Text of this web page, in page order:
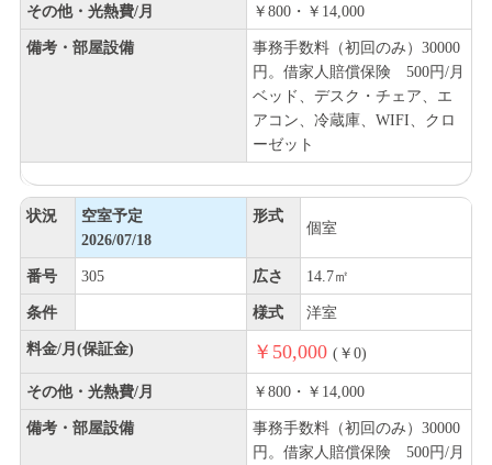
その他・光熱費/月 ￥800・￥14,000
備考・部屋設備
事務手数料（初回のみ）30000
円。借家人賠償保険 500円/月
ベッド、デスク・チェア、エ
アコン、冷蔵庫、WIFI、クロ
ーゼット
状況
空室予定
2026/07/18
形式
個室
番号 305 広さ 14.7㎡
条件 様式 洋室
料金/月(保証金) ￥50,000 (￥0)
その他・光熱費/月 ￥800・￥14,000
備考・部屋設備
事務手数料（初回のみ）30000
円。借家人賠償保険 500円/月